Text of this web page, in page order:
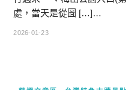
處，當天是從圖 […]…
2026-01-23